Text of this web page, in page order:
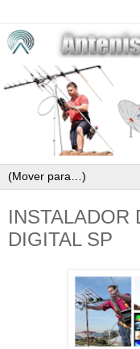
INSTALADOR
DIGITAL SP